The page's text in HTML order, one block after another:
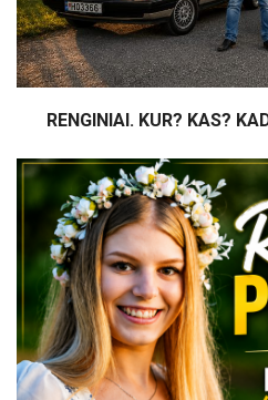
RENGINIAI. KUR? KAS?